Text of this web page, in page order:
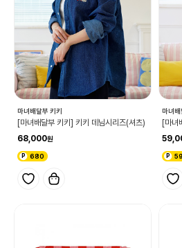
마녀배달부 키키
[마녀배달부 키키] 키키 데님시리즈(셔츠)
68,000
680
마녀배
[마녀